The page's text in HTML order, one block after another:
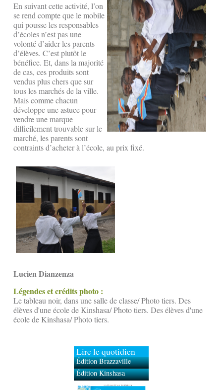
En suivant cette activité, l’on
se rend compte que le mobile
qui pousse les responsables
d’écoles n’est pas une
volonté d’aider les parents
d’élèves. C’est plutôt le
bénéfice. Et, dans la majorité
de cas, ces produits sont
vendus plus chers que sur
tous les marchés de la ville.
Mais comme chacun
développe une astuce pour
vendre une marque
difficilement trouvable sur le
marché, les parents sont
contraints d’acheter à l’école, au prix fixé.
Lucien Dianzenza
Légendes et crédits photo :
Le tableau noir, dans une salle de classe/ Photo tiers. Des
élèves d'une école de Kinshasa/ Photo tiers. Des élèves d'une
école de Kinshasa/ Photo tiers.
Lire le quotidien
Édition Brazzaville
Édition Kinshasa